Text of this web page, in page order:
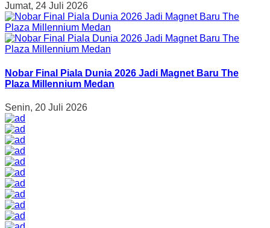
Jumat, 24 Juli 2026
Nobar Final Piala Dunia 2026 Jadi Magnet Baru The
Plaza Millennium Medan
Senin, 20 Juli 2026